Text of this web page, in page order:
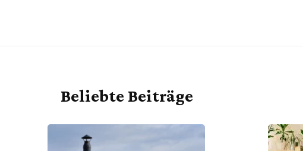
Beliebte Beiträge